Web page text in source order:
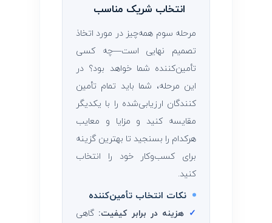
انتخاب شریک مناسب
مرحله سوم همه‌چیز در مورد اتخاذ
تصمیم نهایی است—چه کسی
تأمین‌کننده شما خواهد بود؟ در
این مرحله، شما باید تمام تأمین
‌کنندگان ارزیابی‌شده را با یکدیگر
مقایسه کنید و مزایا و معایب
هرکدام را بسنجید تا بهترین گزینه
برای کسب‌وکار خود را انتخاب
کنید.
نکات انتخاب تأمین‌کننده
✓ هزینه در برابر کیفیت: گاهی